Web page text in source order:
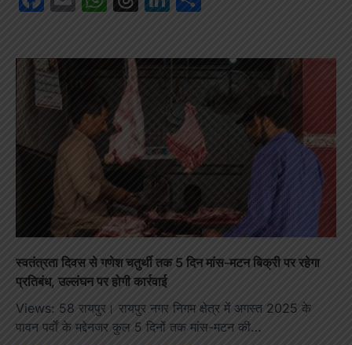
स्वतंत्रता दिवस से गणेश चतुर्थी तक 5 दिन मांस-मटन बिक्री पर रहेगा
प्रतिबंध, उल्लंघन पर होगी कार्रवाई
Views: 58 रायपुर। रायपुर नगर निगम क्षेत्र में अगस्त 2025 के
पावन पर्वों के मद्देनजर कुल 5 दिनों तक मांस-मटन की…